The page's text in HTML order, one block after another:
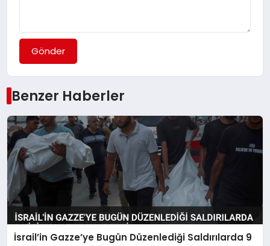
Gönder
Benzer Haberler
İsrail’in Gazze’ye Bugün Düzenlediği Saldırılarda 9